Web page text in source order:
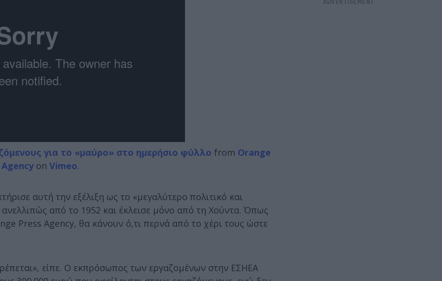
για το «μαύρο» στο ημερήσιο φύλλο from Orange
on Vimeo.
αυτή την εξέλιξη ως το «μεγαλύτερο πολιτικό και
από το 1952 και έκλεισε μόνο από τη Χούντα. Όπως
Press Agency, θα κάνουν ό,τι περνά από το χέρι τους ώστε
είπε. Ο εκπρόσωπος των εργαζομένων στην ΕΣΗΕΑ